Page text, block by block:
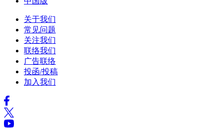
关于我们
常见问题
关注我们
联络我们
广告联络
投函/投稿
加入我们